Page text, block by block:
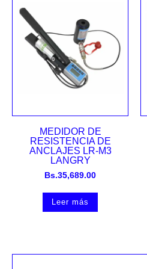
MEDIDOR DE
RESISTENCIA DE
ANCLAJES LR-M3
LANGRY
Bs.35,689.00
Leer más